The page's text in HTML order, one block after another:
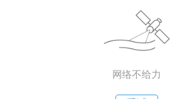
网络不给力